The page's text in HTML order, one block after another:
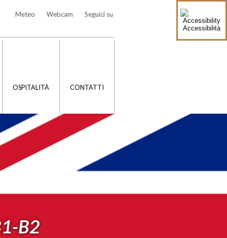
Accessibilità
Seguici su
Webcam
Meteo
OSPITALITÀ CONTATTI
B2